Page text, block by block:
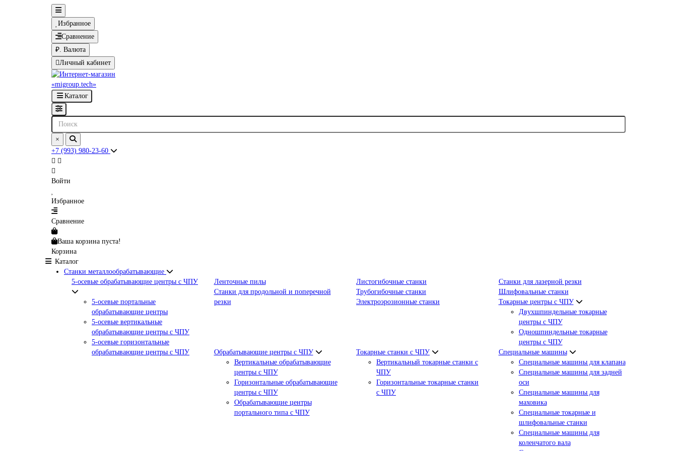
Избранное
Сравнение
₽. Валюта
Личный кабинет
Каталог
×
+7 (993) 980-23-60
Войти
Избранное
Сравнение
Ваша корзина пуста!
Корзина
Каталог
Станки металлообрабатывающие
5-осевые обрабатывающие центры с ЧПУ
5-осевые портальные
обрабатывающие центры
5-осевые вертикальные
обрабатывающие центры с ЧПУ
5-осевые горизонтальные
обрабатывающие центры с ЧПУ
Ленточные пилы Листогибочные станки
Станки для лазерной резки
Станки для продольной и поперечной
резки
Трубогибочные станки
Шлифовальные станки
Электроэрозионные станки
Токарные центры с ЧПУ
Двухшпиндельные токарные
центры с ЧПУ
Одношпиндельные токарные
центры с ЧПУ
Обрабатывающие центры с ЧПУ
Вертикальные обрабатывающие
центры с ЧПУ
Горизонтальные обрабатывающие
центры с ЧПУ
Обрабатывающие центры
портального типа с ЧПУ
Токарные станки с ЧПУ
Вертикальный токарные станки с
ЧПУ
Горизонтальные токарные станки
с ЧПУ
Специальные машины
Специальные машины для клапана
Специальные машины для задней
оси
Специальные машины для
маховика
Специальные токарные и
шлифовальные станки
Специальные машины для
коленчатого вала